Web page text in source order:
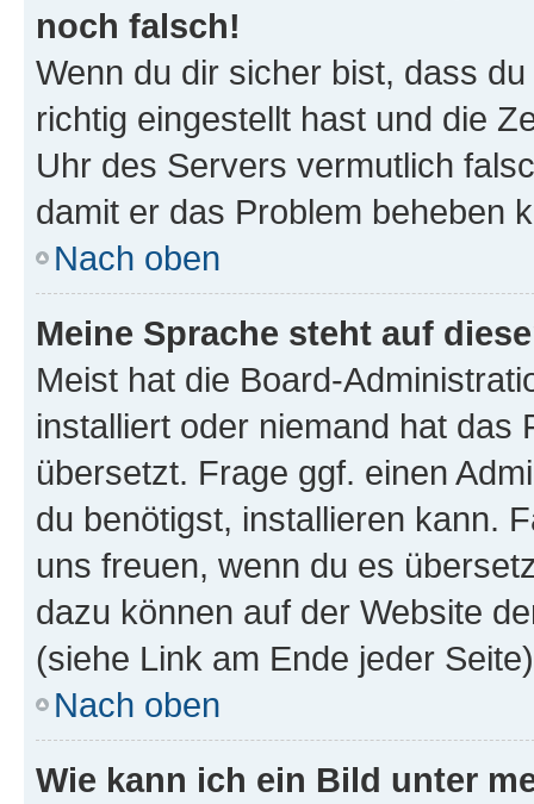
noch falsch!
Wenn du dir sicher bist, dass
richtig eingestellt hast und die
Uhr des Servers vermutlich
damit er das Problem beheben
Nach oben
Meine Sprache steht auf
Meist hat die Board-
installiert oder niemand hat das
übersetzt. Frage ggf. einen
du benötigst, installieren kann.
uns freuen, wenn du es
dazu können auf der Website
(siehe Link am Ende jeder
Nach oben
Wie kann ich ein Bild unter